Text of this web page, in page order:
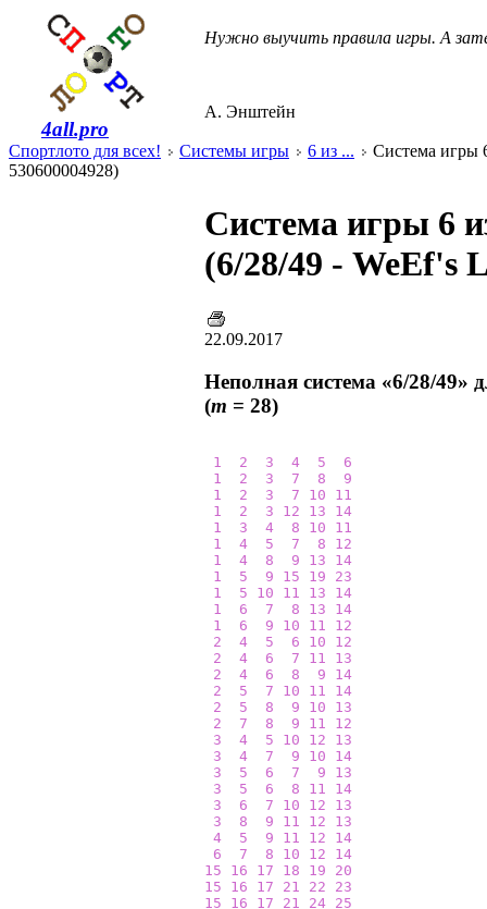
4all.pro
Нужно выучить правила игры. А
А. Энштейн
Спортлото для всех! Системы игры 6 из ...
Система игры
530600004928)
Система игры 6
(6/28/49 - WeEf's
22.09.2017
Неполная система «6/28/49»
(m = 28)
1 2 3 4 5
6
1
2 3 7 8
9
1
2 3 7 10
11
1
2 3 12 13
14
1
3 4 8 10
11
1
4 5 7 8
12
1
4 8 9 13
14
1
5 9 15 19
23
1
5 10 11 13
14
1
6 7 8 13
14
1
6 9 10 11
12
2
4 5 6 10
12
2
4 6 7 11
13
2
4 6 8 9
14
2
5 7 10 11
14
2
5 8 9 10
13
2
7 8 9 11
12
3
4 5 10 12
13
3
4 7 9 10
14
3
5 6 7 9
13
3
5 6 8 11
14
3
6 7 10 12
13
3
8 9 11 12
13
4
5 9 11 12
14
6
7 8 10 12
14
15
16 17 18 19
20
15
16 17 21 22
23
15
16 17 21 24 25